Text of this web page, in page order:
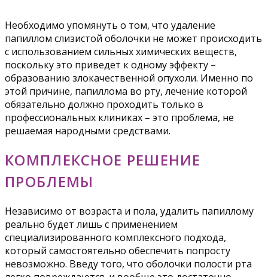
Необходимо упомянуть о том, что удаление
папиллом слизистой оболочки не может происходить
с использованием сильных химических веществ,
поскольку это приведет к одному эффекту –
образованию злокачественной опухоли. Именно по
этой причине, папиллома во рту, лечение которой
обязательно должно проходить только в
профессиональных клиниках – это проблема, не
решаемая народными средствами.
КОМПЛЕКСНОЕ РЕШЕНИЕ
ПРОБЛЕМЫ
Независимо от возраста и пола, удалить папиллому
реально будет лишь с применением
специализированного комплексного подхода,
который самостоятельно обеспечить попросту
невозможно. Введу того, что оболочки полости рта